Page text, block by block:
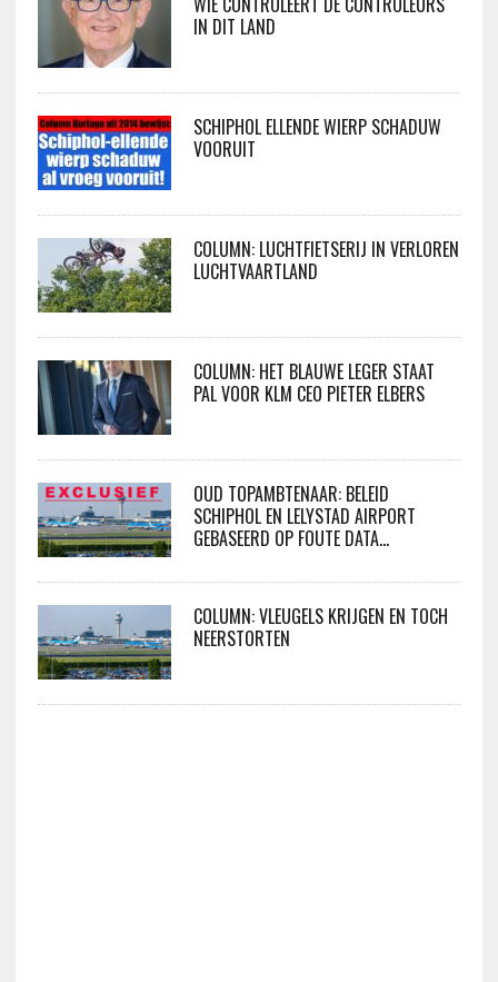
IN DIT LAND
SCHIPHOL ELLENDE WIERP SCHADUW
VOORUIT
COLUMN: LUCHTFIETSERIJ IN VERLOREN
LUCHTVAARTLAND
COLUMN: HET BLAUWE LEGER STAAT
PAL VOOR KLM CEO PIETER ELBERS
OUD TOPAMBTENAAR: BELEID
SCHIPHOL EN LELYSTAD AIRPORT
GEBASEERD OP FOUTE DATA…
COLUMN: VLEUGELS KRIJGEN EN TOCH
NEERSTORTEN